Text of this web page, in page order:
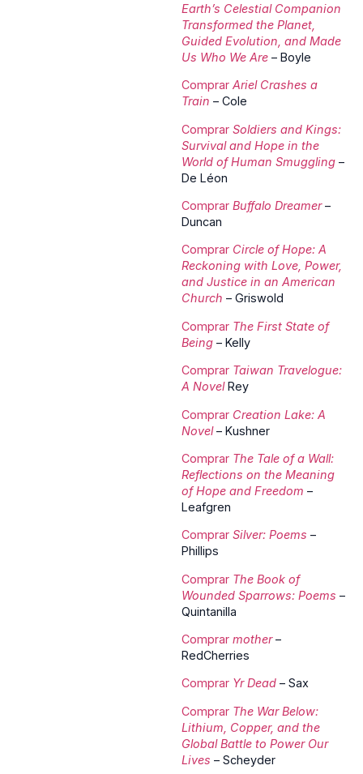
Earth’s Celestial Companion
Transformed the Planet,
Guided Evolution, and Made
Us Who We Are – Boyle
Comprar Ariel Crashes a
Train – Cole
Comprar Soldiers and Kings:
Survival and Hope in the
World of Human Smuggling –
De Léon
Comprar Buffalo Dreamer–
Duncan
Comprar Circle of Hope: A
Reckoning with Love, Power,
and Justice in an American
Church – Griswold
Comprar The First State of
Being – Kelly
Comprar Taiwan Travelogue:
A NovelRey
Comprar Creation Lake: A
Novel– Kushner
Comprar The Tale of a Wall:
Reflections on the Meaning
of Hope and Freedom –
Leafgren
Comprar Silver: Poems –
Phillips
Comprar The Book of
Wounded Sparrows: Poems –
Quintanilla
Comprar mother–
RedCherries
Comprar Yr Dead – Sax
Comprar The War Below:
Lithium, Copper, and the
Global Battle to Power Our
Lives – Scheyder